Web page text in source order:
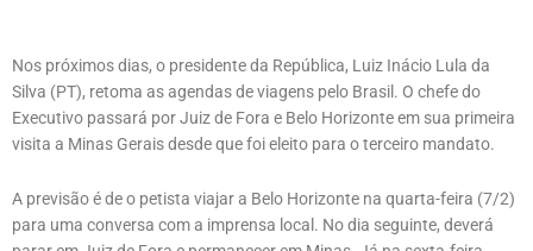
Nos próximos dias, o presidente da República, Luiz Inácio Lula da
Silva (PT), retoma as agendas de viagens pelo Brasil. O chefe do
Executivo passará por Juiz de Fora e Belo Horizonte em sua primeira
visita a Minas Gerais desde que foi eleito para o terceiro mandato.
A previsão é de o petista viajar a Belo Horizonte na quarta-feira (7/2)
para uma conversa com a imprensa local. No dia seguinte, deverá